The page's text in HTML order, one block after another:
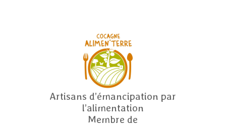
Artisans d’émancipation par
l’alimentation
Membre de